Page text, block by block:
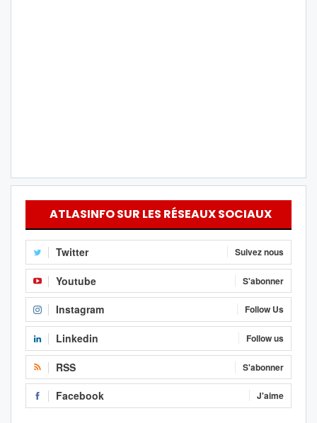
ATLASINFO SUR LES RÉSEAUX SOCIAUX
Twitter Suivez nous
Youtube S'abonner
Instagram Follow Us
Linkedin Follow us
RSS S'abonner
Facebook J'aime